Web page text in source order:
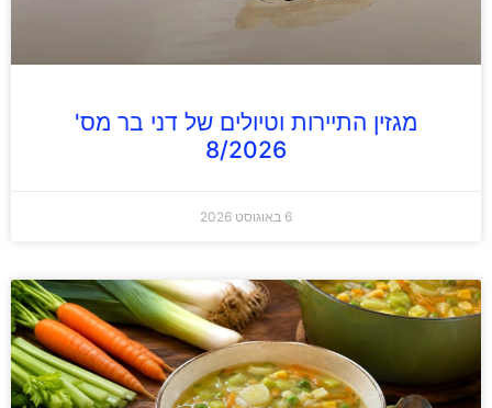
מגזין התיירות וטיולים של דני בר מס'
8/2026
6 באוגוסט 2026